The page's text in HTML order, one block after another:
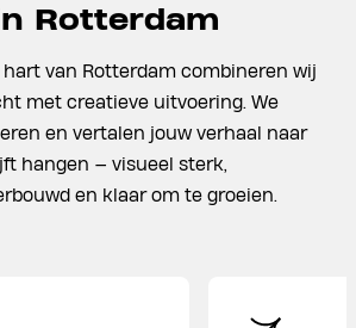
Rotterdam
van Rotterdam combineren wij
met creatieve uitvoering. We
en vertalen jouw verhaal naar
hangen — visueel sterk,
en klaar om te groeien.